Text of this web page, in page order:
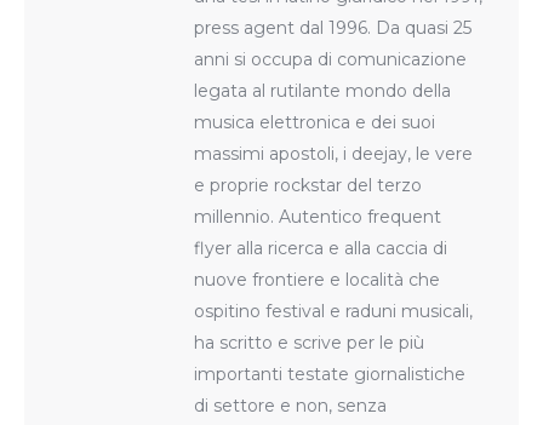
press agent dal 1996. Da quasi 25
anni si occupa di comunicazione
legata al rutilante mondo della
musica elettronica e dei suoi
massimi apostoli, i deejay, le vere
e proprie rockstar del terzo
millennio. Autentico frequent
flyer alla ricerca e alla caccia di
nuove frontiere e località che
ospitino festival e raduni musicali,
ha scritto e scrive per le più
importanti testate giornalistiche
di settore e non, senza